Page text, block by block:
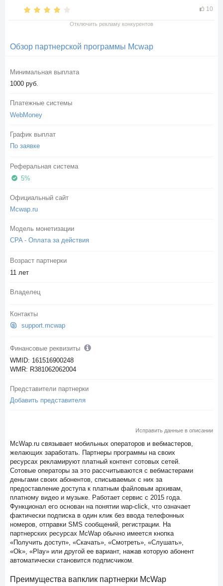
10
Отключить рекламу конкурентов
Обзор партнерской программы Mcwap
Минимальная выплата
1000 руб.
Платежные системы
WebMoney
График выплат
По заявке
Реферальная система
5%
Официальный сайт
Mcwap.ru
Модель монетизации
CPA - Оплата за действия
Возраст партнерки
11 лет
Владелец
Контакты
support.mcwap
Финансовые реквизиты
WMID: 161516900248
WMR: R381062062004
Представители партнерки
Добавить представителя
Исправить данные в описании
McWap.ru связывает мобильных операторов и вебмастеров,
желающих заработать. Партнеры программы на своих
ресурсах рекламируют платный контент сотовых сетей.
Сотовые операторы за это рассчитываются с вебмастерами
деньгами своих абонентов, списываемых с них за
предоставление доступа к платным файловым архивам,
платному видео и музыке. Работает сервис с 2015 года.
Функционал его основан на понятии wap-click, что означает
фактически подписка в один клик без ввода телефонных
номеров, отправки SMS сообщений, регистрации. На
партнерских ресурсах McWap обычно имеется кнопка
«Получить доступ», «Скачать», «Смотреть», «Слушать»,
«Ok», «Play» или другой ее вариант, нажав которую абонент
автоматически становится подписчиком.
Преимущества вапклик партнерки McWap